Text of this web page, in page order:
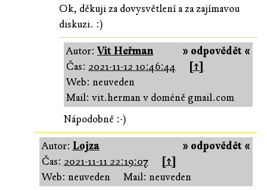
Ok, děkuji za dovysvětlení a za zajímavou
diskuzi. :)
» odpovědět «
Autor:Vít Heřman
Čas: 2021-11-12 10:46:44
[↑]
Web: neuveden
Mail: vit.herman v doméně gmail.com
Nápodobně :-)
» odpovědět «
Autor: Lojza
Čas: 2021-11-11 22:19:07
[↑]
Web: neuveden
Mail: neuveden